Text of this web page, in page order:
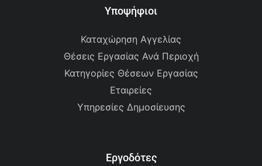
Υποψήφιοι
Καταχώρηση Αγγελίας
Θέσεις Εργασίας Ανά Περιοχή
Κατηγορίες Θέσεων Εργασίας
Εταιρείες
Υπηρεσίες Δημοσίευσης
Εργοδότες